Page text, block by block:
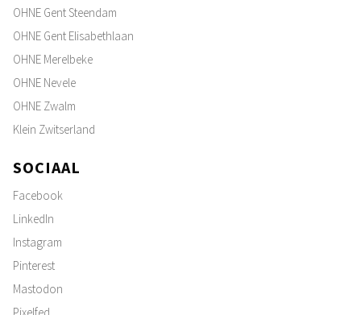
OHNE Gent Steendam
OHNE Gent Elisabethlaan
OHNE Merelbeke
OHNE Nevele
OHNE Zwalm
Klein Zwitserland
SOCIAAL
Facebook
LinkedIn
Instagram
Pinterest
Mastodon